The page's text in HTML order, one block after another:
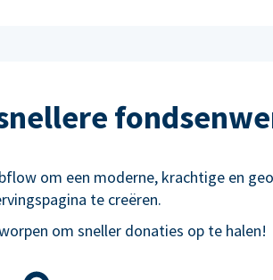
om een moderne, krachtige en
te creëren.
om sneller donaties op te halen!